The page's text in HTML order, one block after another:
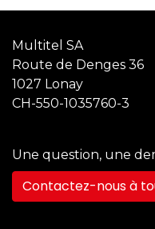
Multitel SA
Route de Denges 36
1027 Lonay
CH-550-1035760-3
Une question, une
Contactez-nous à